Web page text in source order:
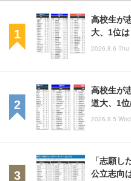
高校生が
大、1位は
2026.8.6 Thu
高校生が
道大、1位
2026.8.5
「志願し
公立志向